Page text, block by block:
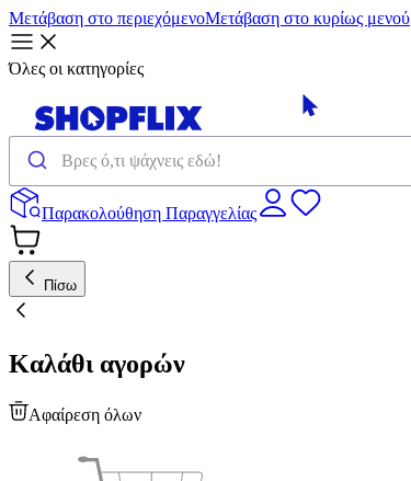
Μετάβαση στο περιεχόμενοΜετάβαση στο κυρίως μενού
Όλες οι κατηγορίες
Παρακολούθηση Παραγγελίας
Πίσω
Καλάθι αγορών
Αφαίρεση όλων